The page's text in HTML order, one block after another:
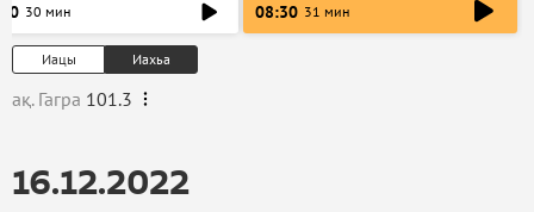
30 мин 08:30 31 мин
Иацы Иахьа
ақ. Гагра 101.3
16.12.2022